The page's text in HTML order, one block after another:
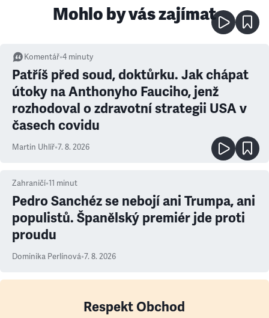
Mohlo by vás zajímat
Komentář•4 minuty
Patříš před soud, doktůrku. Jak chápat
útoky na Anthonyho Fauciho, jenž
rozhodoval o zdravotní strategii USA v
časech covidu
Martin Uhlíř•7. 8. 2026
Zahraničí•11 minut
Pedro Sanchéz se nebojí ani Trumpa, ani
populistů. Španělský premiér jde proti
proudu
Dominika Perlínová•7. 8. 2026
Respekt Obchod